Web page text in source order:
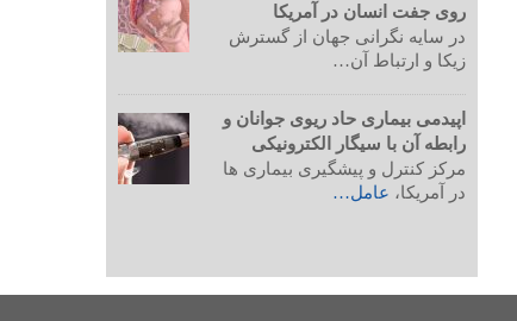
روی جفت انسان در آمریکا
در سایه نگرانی جهان از گسترش
زیکا و ارتباط آن…
اپیدمی بیماری حاد ریوی جوانان و
رابطه آن با سیگار الکترونیکی
مرکز کنترل و پیشگیری بیماری ها
در آمریکا، عامل…